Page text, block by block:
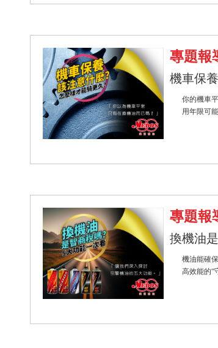
專題報
機車保
你的機車
用年限可
專題報
換機油
機油能確
高效能的“